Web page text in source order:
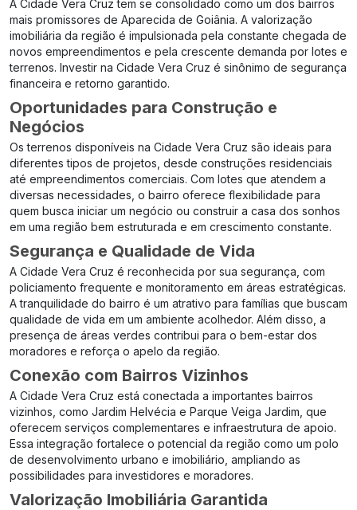
A Cidade Vera Cruz tem se consolidado como um dos bairros
mais promissores de Aparecida de Goiânia. A valorização
imobiliária da região é impulsionada pela constante chegada de
novos empreendimentos e pela crescente demanda por lotes e
terrenos. Investir na Cidade Vera Cruz é sinônimo de segurança
financeira e retorno garantido.
Oportunidades para Construção e
Negócios
Os terrenos disponíveis na Cidade Vera Cruz são ideais para
diferentes tipos de projetos, desde construções residenciais
até empreendimentos comerciais. Com lotes que atendem a
diversas necessidades, o bairro oferece flexibilidade para
quem busca iniciar um negócio ou construir a casa dos sonhos
em uma região bem estruturada e em crescimento constante.
Segurança e Qualidade de Vida
A Cidade Vera Cruz é reconhecida por sua segurança, com
policiamento frequente e monitoramento em áreas estratégicas.
A tranquilidade do bairro é um atrativo para famílias que buscam
qualidade de vida em um ambiente acolhedor. Além disso, a
presença de áreas verdes contribui para o bem-estar dos
moradores e reforça o apelo da região.
Conexão com Bairros Vizinhos
A Cidade Vera Cruz está conectada a importantes bairros
vizinhos, como Jardim Helvécia e Parque Veiga Jardim, que
oferecem serviços complementares e infraestrutura de apoio.
Essa integração fortalece o potencial da região como um polo
de desenvolvimento urbano e imobiliário, ampliando as
possibilidades para investidores e moradores.
Valorização Imobiliária Garantida